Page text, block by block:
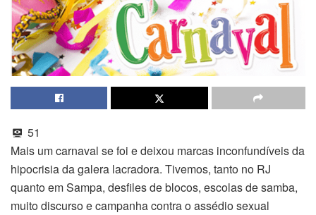
51
Mais um carnaval se foi e deixou marcas inconfundíveis da
hipocrisia da galera lacradora. Tivemos, tanto no RJ
quanto em Sampa, desfiles de blocos, escolas de samba,
muito discurso e campanha contra o assédio sexual